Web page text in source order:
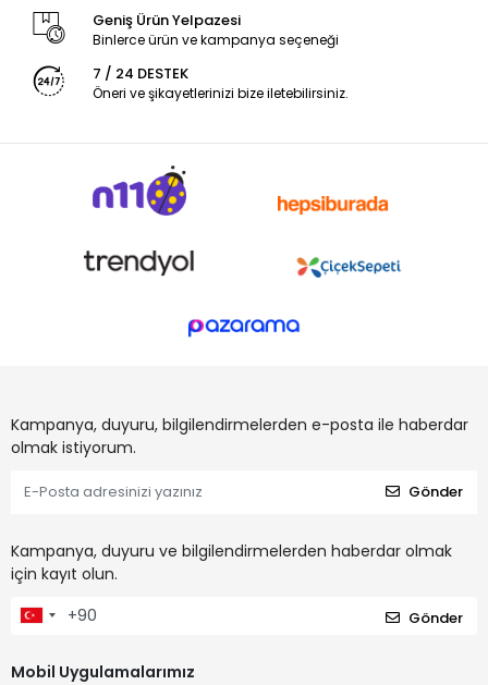
Geniş Ürün Yelpazesi
Binlerce ürün ve kampanya seçeneği
7 / 24 DESTEK
Öneri ve şikayetlerinizi bize iletebilirsiniz.
Kampanya, duyuru, bilgilendirmelerden e-posta ile haberdar
olmak istiyorum.
Gönder
Kampanya, duyuru ve bilgilendirmelerden haberdar olmak
için kayıt olun.
Gönder
Mobil Uygulamalarımız